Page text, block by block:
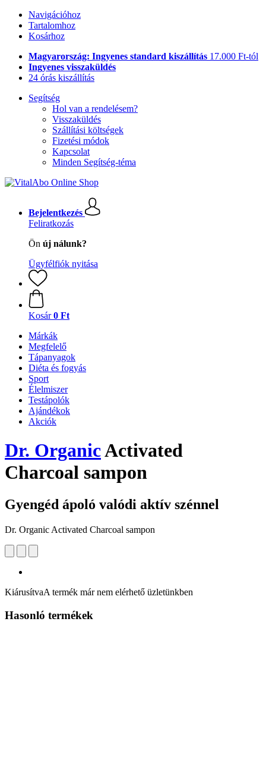
Navigációhoz
Tartalomhoz
Kosárhoz
Magyarország: Ingyenes standard kiszállítás 17.000 Ft-tól
Ingyenes visszaküldés
24 órás kiszállítás
Segítség
Hol van a rendelésem?
Visszaküldés
Szállítási költségek
Fizetési módok
Kapcsolat
Minden Segítség-téma
Bejelentkezés
Feliratkozás
Ön új nálunk?
Ügyfélfiók nyitása
Kosár 0 Ft
Márkák
Megfelelő
Tápanyagok
Diéta és fogyás
Sport
Élelmiszer
Testápolók
Ajándékok
Akciók
Dr. OrganicActivated
Charcoal sampon
Gyengéd ápoló valódi aktív szénnel
Dr. Organic Activated Charcoal sampon
KiárusítvaA termék már nem elérhető üzletünkben
Hasonló termékek